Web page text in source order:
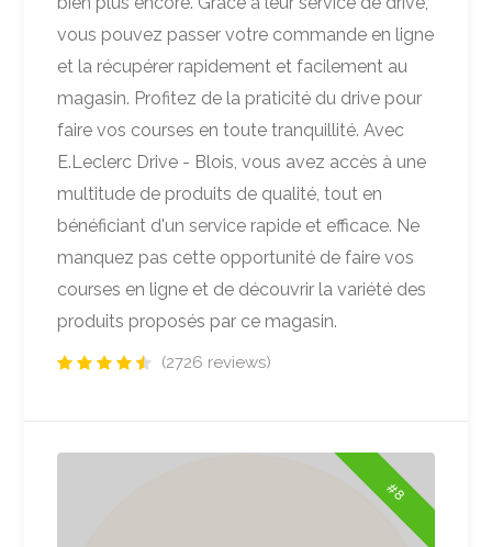
vous pouvez passer votre commande en ligne
et la récupérer rapidement et facilement au
magasin. Profitez de la praticité du drive pour
faire vos courses en toute tranquillité. Avec
E.Leclerc Drive - Blois, vous avez accès à une
multitude de produits de qualité, tout en
bénéficiant d'un service rapide et efficace. Ne
manquez pas cette opportunité de faire vos
courses en ligne et de découvrir la variété des
produits proposés par ce magasin.
(2726 reviews)
#8